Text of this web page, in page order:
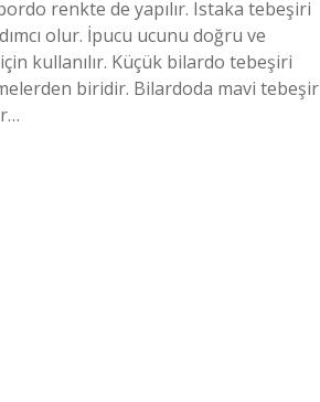
renkte de yapılır. Istaka tebeşiri
olur. İpucu ucunu doğru ve
kullanılır. Küçük bilardo tebeşiri
biridir. Bilardoda mavi tebeşir